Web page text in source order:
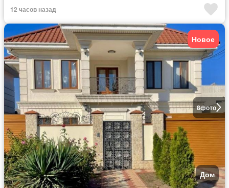
12 часов назад
8фото
Новое
Дом